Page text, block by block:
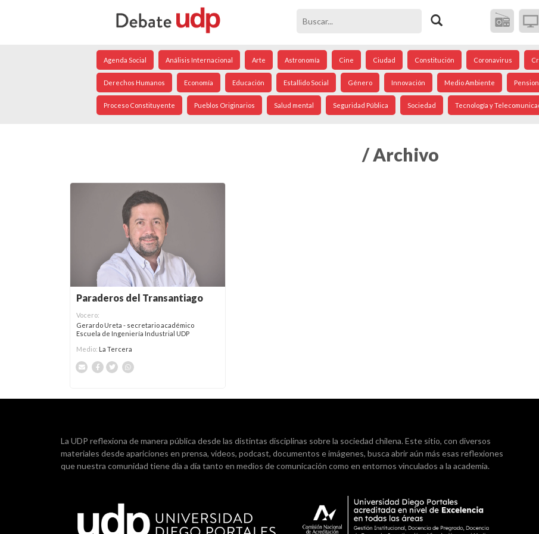
Agenda Social Análisis Internacional Arte Astronomía Cine Ciudad Constitución Coronavirus
Derechos Humanos Economía Educación Estallido Social Género Innovación Medio Ambiente
Proceso Constituyente Pueblos Originarios Salud mental Seguridad Pública Sociedad Tecnología y
/ Archivo
Paraderos del Transantiago
Vocero:
Gerardo Ureta - secretario académico
Escuela de Ingeniería Industrial UDP
Medio: La Tercera
La UDP reflexiona de manera pública desde las distintas disciplinas sobre la sociedad chilena. Este sitio, con diversos
materiales desde apariciones en prensa, videos, podcast, documentos e imágenes, busca abrir aún más esas reflexiones
que nuestra comunidad tiene día a día tanto en medios de comunicación como en entornos vinculados a la academia.